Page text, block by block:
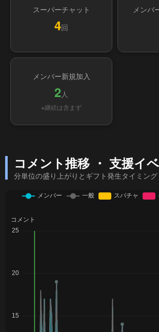
スーパーチャット
4回
メンバ
メンバー新規加入
2人
※継続は含まず
コメント推移 ・ 支援イ
分単位の盛り上がりとギフト発生タイミング